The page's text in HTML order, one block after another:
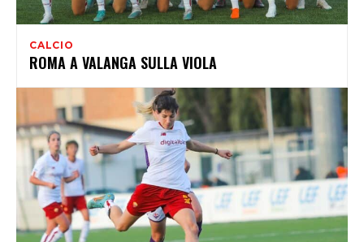
CALCIO
ROMA A VALANGA SULLA VIOLA